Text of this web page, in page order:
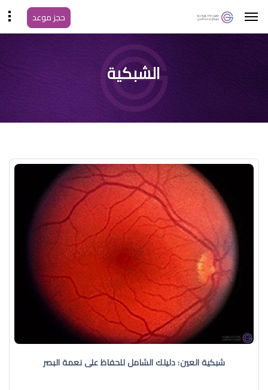
حجز موعد
الشبكية
شبكية العين: دليلك الشامل للحفاظ على نعمة البصر